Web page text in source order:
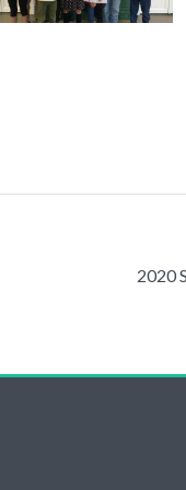
2020